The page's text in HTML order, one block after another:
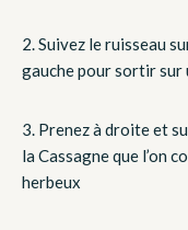
2.Suivez le ruisseau
gauche pour sortir
3. Prenez à droite et
la Cassagne que l’on
herbeux